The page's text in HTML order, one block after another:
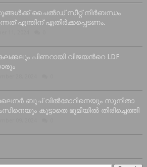
ചൈൽഡ് സീറ്റ് നിർബന്ധം
എന്തിന് എതിർക്കപ്പെടണം.
പിണറായി വിജയൻറെ LDF
ബുച് വിൽമോറിനെയും സുനിതാ
കൂട്ടാതെ ഭൂമിയിൽ തിരിച്ചെത്തി